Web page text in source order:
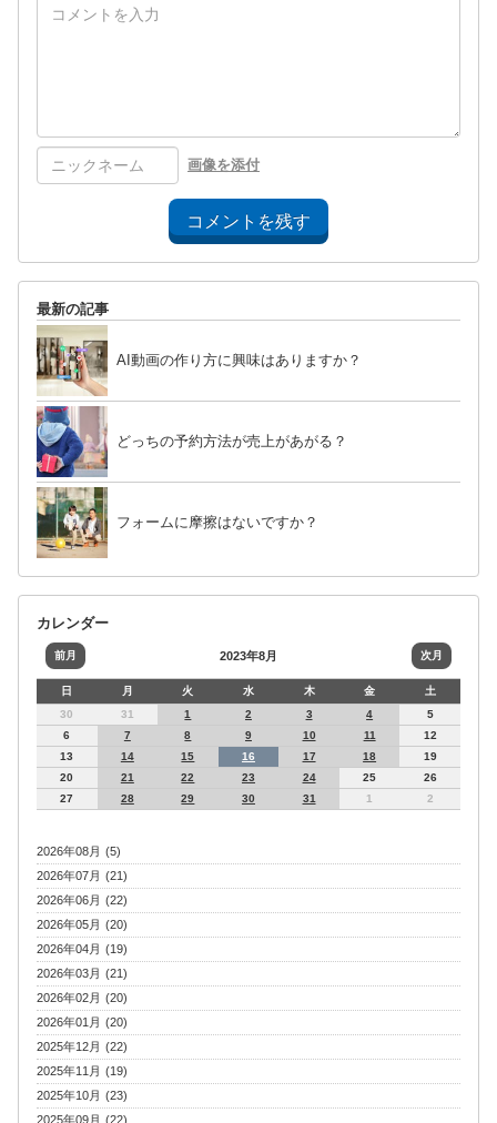
画像を添付
コメントを残す
最新の記事
AI動画の作り方に興味はありますか？
どっちの予約方法が売上があがる？
フォームに摩擦はないですか？
カレンダー
前月 2023年8月 次月
日 月 火 水 木 金
土
30
31 1 2 3 4
5
6
7 8 9 10 11
12
13
14 15 16 17 18
19
20
21 22 23 24 25
26
27
28 29 30 31 1 2
2026年08月 (5)
2026年07月 (21)
2026年06月 (22)
2026年05月 (20)
2026年04月 (19)
2026年03月 (21)
2026年02月 (20)
2026年01月 (20)
2025年12月 (22)
2025年11月 (19)
2025年10月 (23)
2025年09月 (22)